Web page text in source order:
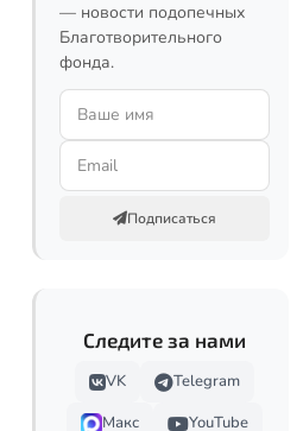
— новости подопечных
Благотворительного
фонда.
Подписаться
Следите за нами
VK
Telegram
Макс
YouTube